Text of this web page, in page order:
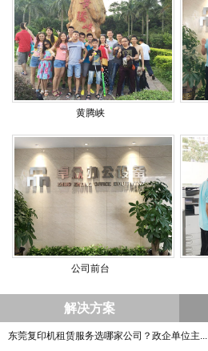
黄腾峡
公司前台
解决方案
东莞复印机租赁服务选哪家公司？政企单位主...